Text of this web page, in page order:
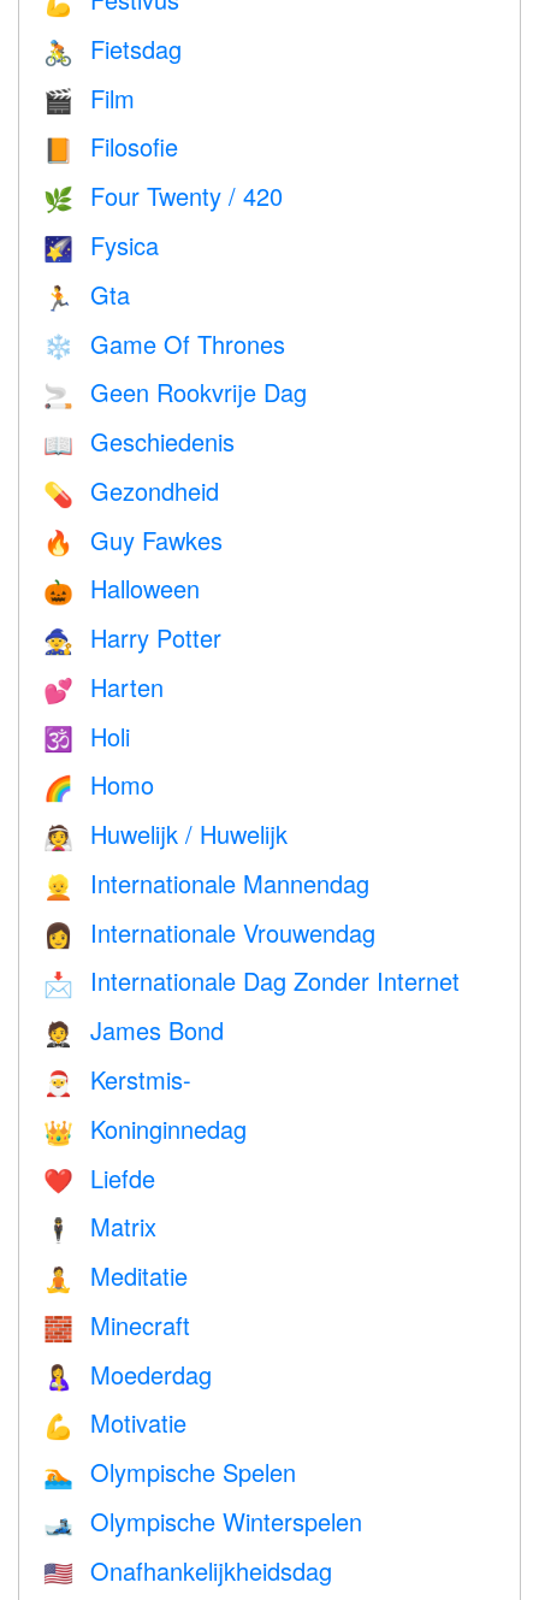
🚴 Fietsdag
🎬 Film
📙 Filosofie
🌿 Four Twenty / 420
🌠 Fysica
🏃 Gta
❄️ Game Of Thrones
🚬 Geen Rookvrije Dag
📖 Geschiedenis
💊 Gezondheid
🔥 Guy Fawkes
🎃 Halloween
🧙 Harry Potter
💕 Harten
🕉 Holi
🌈 Homo
👰 Huwelijk / Huwelijk
👱 Internationale Mannendag
👩 Internationale Vrouwendag
📩 Internationale Dag Zonder Internet
🤵 James Bond
🎅 Kerstmis-
👑 Koninginnedag
❤️️ Liefde
🕴️ Matrix
🧘 Meditatie
🧱 Minecraft
🤱 Moederdag
💪 Motivatie
🏊 Olympische Spelen
🎿 Olympische Winterspelen
🇺🇸 Onafhankelijkheidsdag